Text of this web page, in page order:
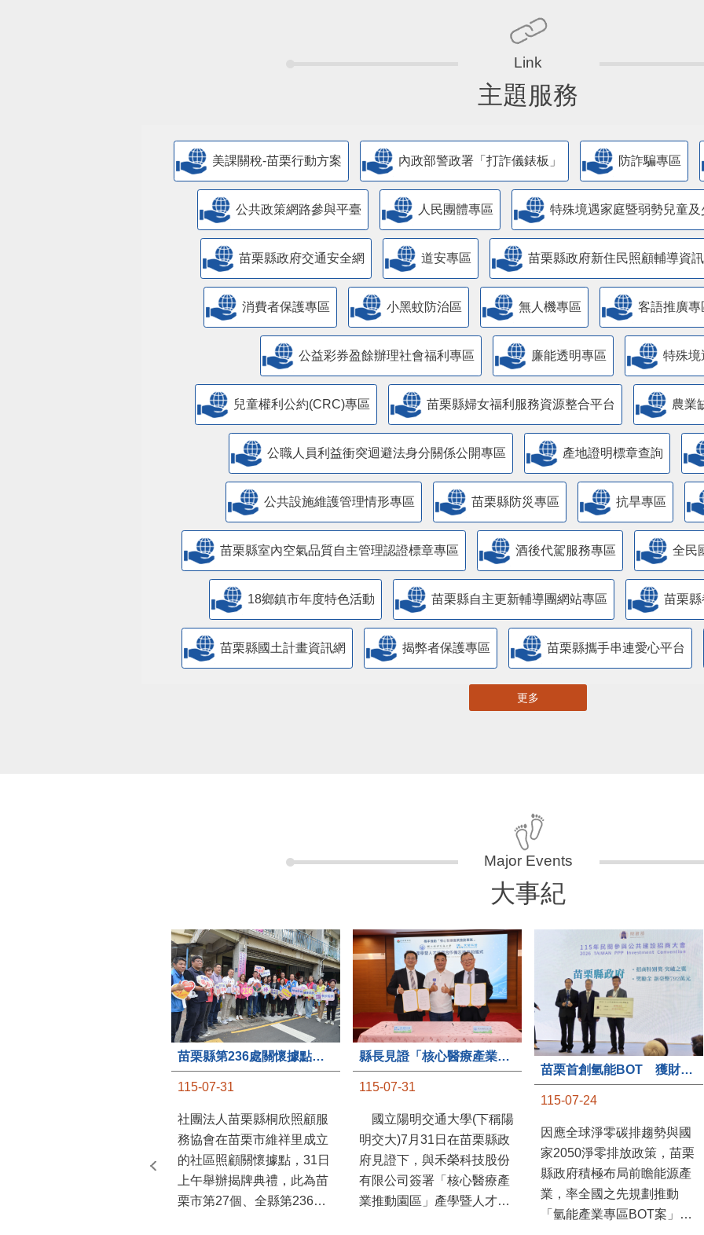
主題服務
美課關稅-苗栗行動方案 內政部警政署「打詐儀錶板」 防詐騙專區
公共政策網路參與平臺 人民團體專區 特殊境遇家庭暨弱勢兒童
苗栗縣政府交通安全網 道安專區 苗栗縣政府新住民照顧輔導資
消費者保護專區 小黑蚊防治區 無人機專區 客語推廣專
公益彩券盈餘辦理社會福利專區 廉能透明專區 特殊境
兒童權利公約(CRC)專區 苗栗縣婦女福利服務資源整合平台 農業
公職人員利益衝突迴避法身分關係公開專區 產地證明標章查詢
​公共設施維護管理情形專區 苗栗縣防災專區 抗旱專區
苗栗縣室內空氣品質自主管理認證標章專區 酒後代駕服務專區 全民
18鄉鎮市年度特色活動 苗栗縣自主更新輔導團網站專區 苗栗
苗栗縣國土計畫資訊網 揭弊者保護專區 苗栗縣攜手串連愛心平台
大事紀
115-07-31
社團法人苗栗縣桐欣照顧服
務協會在苗栗市維祥里成立
的社區照顧關懷據點，31日
上午舉辦揭牌典禮，此為苗
栗市第27個、全縣第236處
的據點。苗栗縣長鍾東錦上
縣長見證「核心醫療產業推動園區」產學合作簽約儀式
115-07-31
國立陽明交通大學(下稱陽
明交大)7月31日在苗栗縣政
府見證下，與禾榮科技股份
有限公司簽署「核心醫療產
業推動園區」產學暨人才培
育合作備忘錄，為苗栗產業
苗栗首創氫能BOT 獲財政部「突破之翼」肯定
115-07-24
家2050淨零排放政策，苗栗
縣政府積極布局前瞻能源產
業，率全國之先規劃推動
「氫能產業專區BOT案」，
透過促進民間參與公共建設